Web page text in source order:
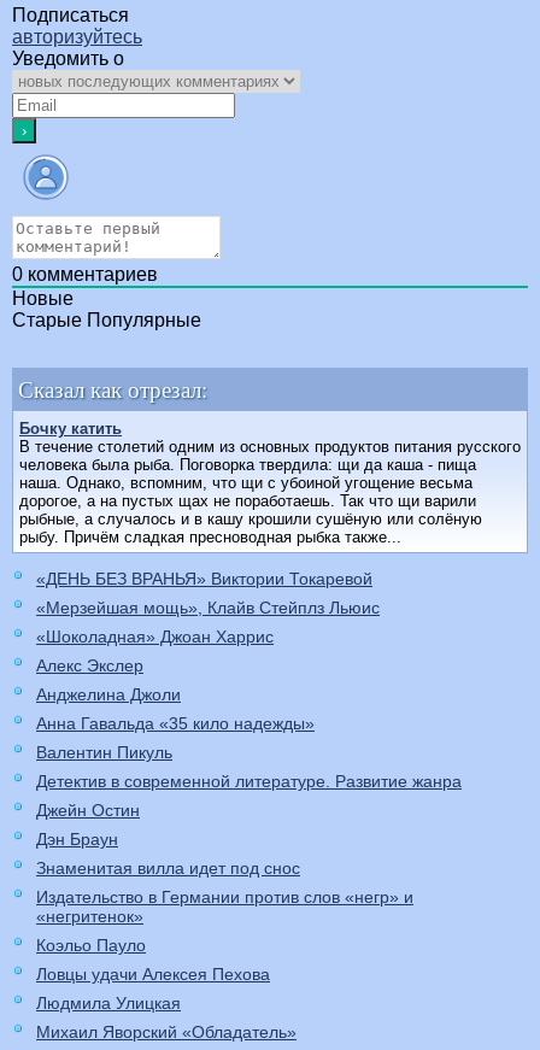
Подписаться
авторизуйтесь
Уведомить о
0 комментариев
Новые
Старые Популярные
Сказал как отрезал:
Бочку катить
В течение столетий одним из основных продуктов питания русского
человека была рыба. Поговорка твердила: щи да каша - пища
наша. Однако, вспомним, что щи с убоиной угощение весьма
дорогое, а на пустых щах не поработаешь. Так что щи варили
рыбные, а случалось и в кашу крошили сушёную или солёную
рыбу. Причём сладкая пресноводная рыбка также...
«ДЕНЬ БЕЗ ВРАНЬЯ» Виктории Токаревой
«Мерзейшая мощь», Клайв Стейплз Льюис
«Шоколадная» Джоан Харрис
Алекс Экслер
Анджелина Джоли
Анна Гавальда «35 кило надежды»
Валентин Пикуль
Детектив в современной литературе. Развитие жанра
Джейн Остин
Дэн Браун
Знаменитая вилла идет под снос
Издательство в Германии против слов «негр» и
«негритенок»
Коэльо Пауло
Ловцы удачи Алексея Пехова
Людмила Улицкая
Михаил Яворский «Обладатель»